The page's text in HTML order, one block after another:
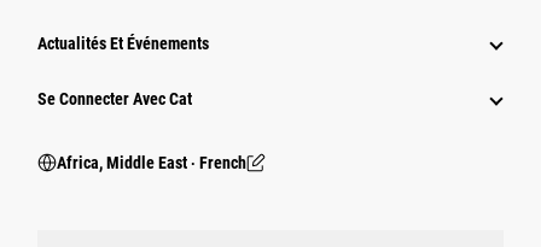
Actualités Et Événements
Se Connecter Avec Cat
Africa, Middle East ‧ French